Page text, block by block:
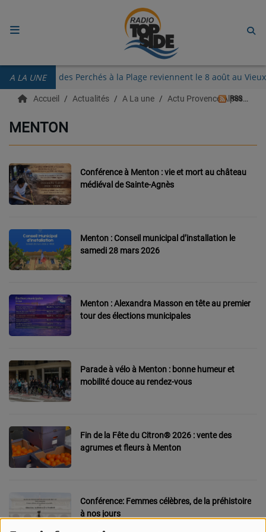
A LA UNE
Les Guinguettes des Perchés à la Plage reviennent le 8 août au
RADIO
ECOUTER
RECHERCHE DE TITRES
TÉLÉCHARGER L'APPLICATION.
EMISSIONS
EQUIPES
CONTACT
Team Building Radio
CÔTE D'AZUR
EVÉNEMENTS
HIGH-TECH
SPORT
Accueil Actualités A La une Actu Provence Alpes Côte d'azur
RSS
MENTON
Conférence à Menton : vie et mort au château
médiéval de Sainte-Agnès
Menton : Conseil municipal d’installation le
samedi 28 mars 2026
Menton : Alexandra Masson en tête au premier
tour des élections municipales
Parade à vélo à Menton : bonne humeur et
mobilité douce au rendez-vous
Fin de la Fête du Citron® 2026 : vente des
agrumes et fleurs à Menton
Conférence: Femmes célèbres, de la préhistoire
à nos jours